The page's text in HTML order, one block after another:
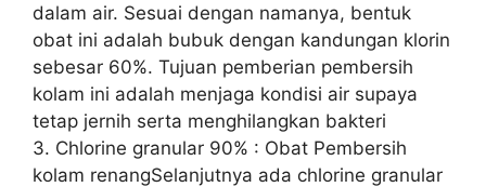
dalam air. Sesuai dengan namanya, bentuk
obat ini adalah bubuk dengan kandungan klorin
sebesar 60%. Tujuan pemberian pembersih
kolam ini adalah menjaga kondisi air supaya
tetap jernih serta menghilangkan bakteri
3. Chlorine granular 90% : Obat Pembersih
kolam renangSelanjutnya ada chlorine granular